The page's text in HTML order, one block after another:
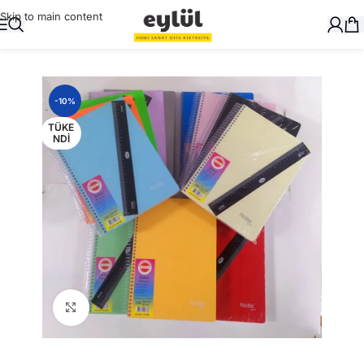
Skip to main content
Okul Gereçleri/Defter ve Kitap Kapları
-10%
TÜKE
NDI
Büyütmek için tıklayın